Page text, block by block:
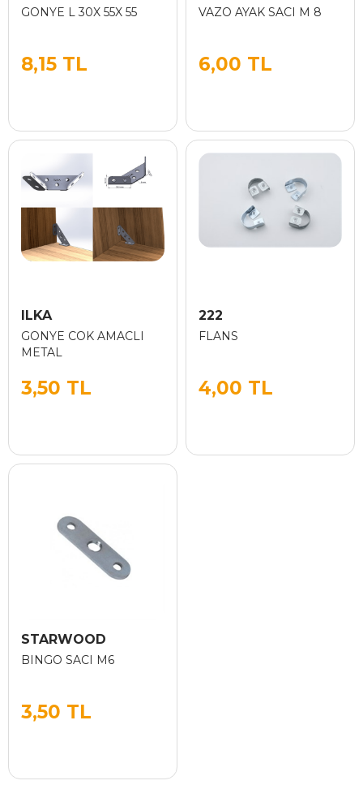
GONYE L 30X 55X 55
8,15 TL
VAZO AYAK SACI M 8
6,00 TL
ILKA
GONYE COK AMACLI
METAL
3,50 TL
222
FLANS
4,00 TL
STARWOOD
BINGO SACI M6
3,50 TL